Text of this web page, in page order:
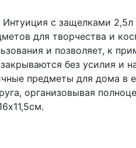
с защелками
для творчества и
и позволяет, к
без усилия и
предметы для дома
организовывая